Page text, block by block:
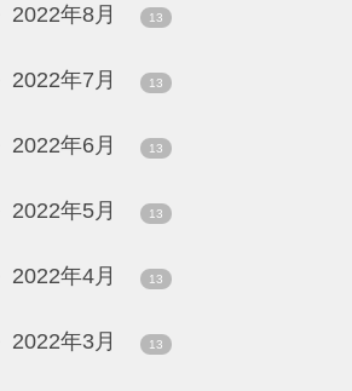
2022年8月 13
2022年7月 13
2022年6月 13
2022年5月 13
2022年4月 13
2022年3月 13